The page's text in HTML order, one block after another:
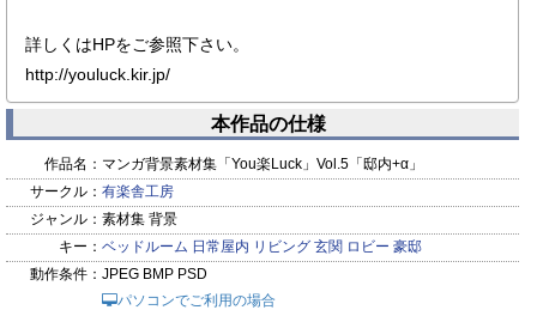
詳しくはHPをご参照下さい。
http://youluck.kir.jp/
本作品の仕様
作品名： マンガ背景素材集「You楽Luck」Vol.5「邸内+α」
サークル： 有楽舎工房
ジャンル： 素材集 背景
キー： ベッドルーム 日常屋内 リビング 玄関 ロビー 豪邸
動作条件： JPEG BMP PSD
パソコンでご利用の場合